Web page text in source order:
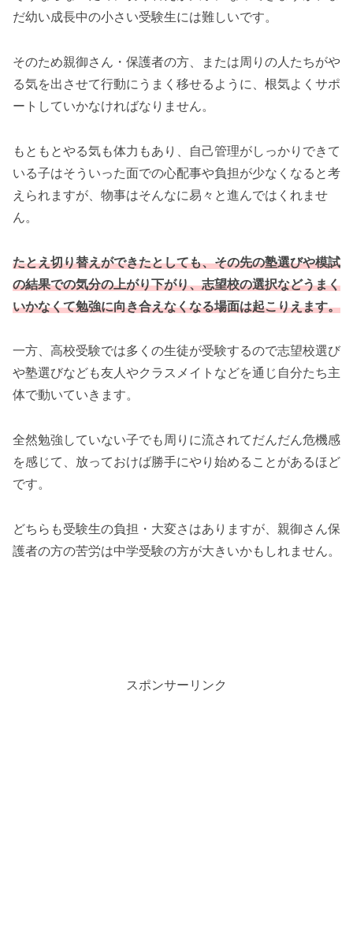
だ幼い成長中の小さい受験生には難しいです。
そのため親御さん・保護者の方、または周りの人たちがや
る気を出させて行動にうまく移せるように、根気よくサポ
ートしていかなければなりません。
もともとやる気も体力もあり、自己管理がしっかりできて
いる子はそういった面での心配事や負担が少なくなると考
えられますが、物事はそんなに易々と進んではくれませ
ん。
たとえ切り替えができたとしても、その先の塾選びや模試
の結果での気分の上がり下がり、志望校の選択などうまく
いかなくて勉強に向き合えなくなる場面は起こりえます。
一方、高校受験では多くの生徒が受験するので志望校選び
や塾選びなども友人やクラスメイトなどを通じ自分たち主
体で動いていきます。
全然勉強していない子でも周りに流されてだんだん危機感
を感じて、放っておけば勝手にやり始めることがあるほど
です。
どちらも受験生の負担・大変さはありますが、親御さん保
護者の方の苦労は中学受験の方が大きいかもしれません。
スポンサーリンク